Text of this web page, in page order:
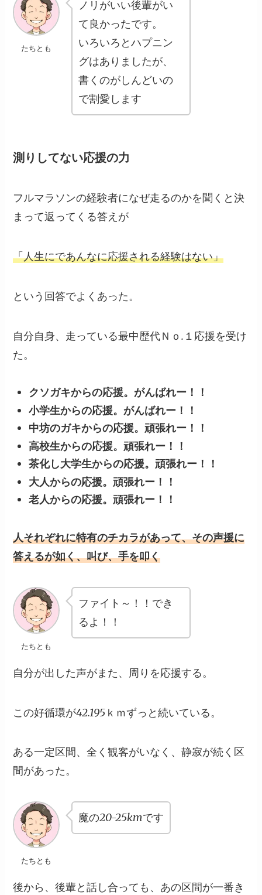
たちとも
ノリがいい後輩がい
て良かったです。
いろいろとハプニン
グはありましたが、
書くのがしんどいの
で割愛します
測りしてない応援の力
フルマラソンの経験者になぜ走るのかを聞くと決
まって返ってくる答えが
「人生にであんなに応援される経験はない」
という回答でよくあった。
自分自身、走っている最中歴代Ｎｏ.１応援を受け
た。
クソガキからの応援。がんばれー！！
小学生からの応援。がんばれー！！
中坊のガキからの応援。頑張れー！！
高校生からの応援。頑張れー！！
茶化し大学生からの応援。頑張れー！！
大人からの応援。頑張れー！！
老人からの応援。頑張れー！！
人それぞれに特有のチカラがあって、その声援に
答えるが如く、叫び、手を叩く
たちとも
ファイト～！！でき
るよ！！
自分が出した声がまた、周りを応援する。
この好循環が42.195ｋｍずっと続いている。
ある一定区間、全く観客がいなく、静寂が続く区
間があった。
たちとも
魔の20-25kmです
後から、後輩と話し合っても、あの区間が一番き